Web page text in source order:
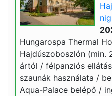
Hungarospa Thermal
Hajdúszoboszlón
ártól / félpanziós
szaunák használata /
Aqua-Palace belépő /